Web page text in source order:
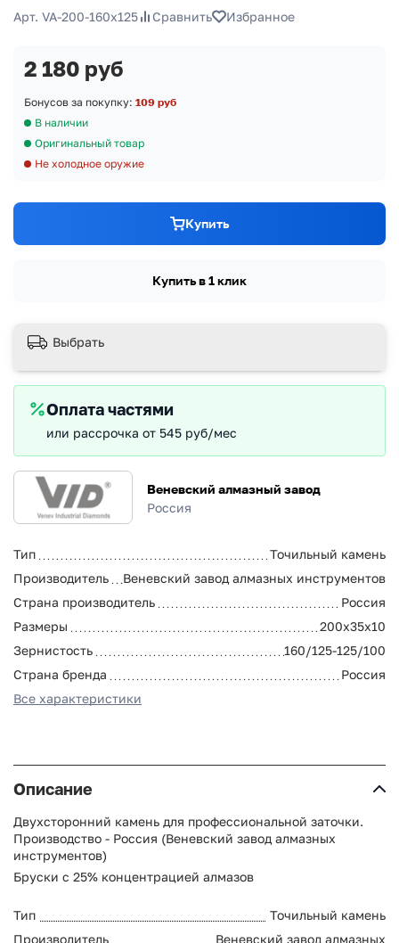
Арт. VA-200-160x125 Сравнить Избранное
Веневский алмазный завод
Россия
Тип
Точильный камень
Производитель
Веневский завод алмазных инструментов
Страна производитель
Россия
Размеры
200х35х10
Зернистость
160/125-125/100
Страна бренда
Россия
Все характеристики
2 180 руб
Бонусов за покупку: 109 руб
В наличии
Оригинальный товар
Не холодное оружие
Купить
Купить в 1 клик
Выбрать
Оплата частями
или рассрочка от 545 руб/мес
Описание
Двухсторонний камень для профессиональной заточки.
Производство - Россия (Веневский завод алмазных
инструментов)
Бруски с 25% концентрацией алмазов
Тип
Точильный камень
Производитель
Веневский завод алмазных